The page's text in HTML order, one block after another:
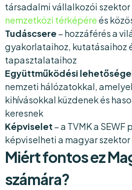
társadalmi vállalkozói szektor
nemzetközi térképére és
Tudáscsere – hozzáférés a
gyakorlataihoz, kutatásaihoz
tapasztalataihoz
Együttműködési
nemzeti hálózatokkal,
kihívásokkal küzdenek és
keresnek
Képviselet – a TVMK a
képviselheti a magyar
Miért fontos ez
számára?